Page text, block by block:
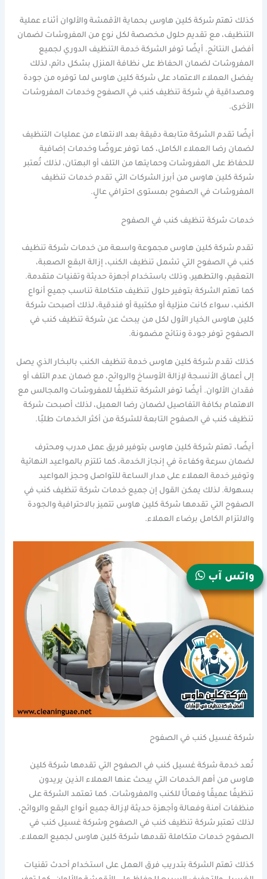
كذلك تهتم شركة كلين هاوس بحماية الأقمشة والألوان أثناء عملية
التنظيف، مع تقديم حلول مخصصة لكل نوع من المفروشات لضمان
أفضل النتائج. أيضًا توفر الشركة خدمة التنظيف الدوري لجميع
المفروشات لضمان الحفاظ على نظافة المنزل بشكل دائم، لذلك
يفضل العملاء الاعتماد على شركة كلين هاوس لما توفره من جودة
ومصداقية في شركة تنظيف كنب في الصفوح وخدمات المفروشات
الأخرى.
أيضًا تقدم الشركة متابعة دقيقة بعد الانتهاء من عمليات التنظيف
لضمان رضا العملاء الكامل، كما توفر عروضًا وخدمات إضافية
للحفاظ على المفروشات وحمايتها من التلف أو البهتان، لذلك تُعتبر
شركة كلين هاوس من أبرز الشركات التي تقدم خدمات تنظيف
المفروشات في الصفوح بمستوى احترافي عالٍ.
خدمات شركة تنظيف كنب في الصفوح
تقدم شركة كلين هاوس مجموعة واسعة من خدمات شركة تنظيف
كنب في الصفوح التي تشمل تنظيف الكنب، إزالة البقع الصعبة،
التعقيم، والتطهير، وذلك باستخدام أجهزة حديثة وتقنيات متقدمة.
كما تهتم الشركة بتوفير حلول تنظيف متكاملة تناسب جميع أنواع
الكنب، سواء كانت منزلية أو مكتبية أو فندقية، لذلك أصبحت شركة
كلين هاوس الخيار الأول لكل من يبحث عن شركة تنظيف كنب في
الصفوح توفر جودة ونتائج مضمونة.
كذلك تقدم شركة كلين هاوس خدمة تنظيف الكنب بالبخار الذي يصل
إلى أعماق الأنسجة لإزالة الأوساخ والروائح، مع ضمان عدم التلف أو
فقدان الألوان. أيضًا توفر الشركة تنظيفًا للمفروشات والمجالس مع
الاهتمام بكافة التفاصيل لضمان رضا العميل، لذلك أصبحت شركة
تنظيف كنب في الصفوح التابعة للشركة من أكثر الخدمات طلبًا.
أيضًا، تهتم شركة كلين هاوس بتوفير فريق عمل مدرب ومحترف
لضمان سرعة وكفاءة في إنجاز الخدمة، كما تلتزم بالمواعيد النهائية
وتوفير خدمة العملاء على مدار الساعة للتواصل وحجز المواعيد
بسهولة. لذلك يمكن القول إن جميع خدمات شركة تنظيف كنب في
الصفوح التي تقدمها شركة كلين هاوس تتميز بالاحترافية والجودة
والالتزام الكامل برضاء العملاء.
شركة غسيل كنب في الصفوح
تُعد خدمة شركة غسيل كنب في الصفوح التي تقدمها شركة كلين
هاوس من أهم الخدمات التي يبحث عنها العملاء الذين يريدون
تنظيفًا عميقًا وفعالًا للكنب والمفروشات. كما تعتمد الشركة على
منظفات آمنة وفعالة وأجهزة حديثة لإزالة جميع أنواع البقع والروائح،
لذلك تعتبر شركة تنظيف كنب في الصفوح وشركة غسيل كنب في
الصفوح خدمات متكاملة تقدمها شركة كلين هاوس لجميع العملاء.
كذلك تهتم الشركة بتدريب فرق العمل على استخدام أحدث تقنيات
واتس آب